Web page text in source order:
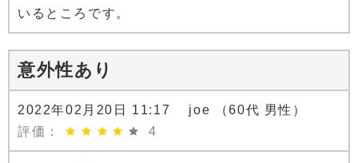
いるところです。
意外性あり
2022年02月20日 11:17 joe （60代 男性）
評価：
4